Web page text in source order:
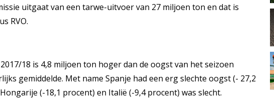
uitgaat van een tarwe-uitvoer van 27 miljoen ton en dat is
RVO.
18 is 4,8 miljoen ton hoger dan de oogst van het seizoen
gemiddelde. Met name Spanje had een erg slechte oogst (- 27,2
(-18,1 procent) en Italië (-9,4 procent) was slecht.